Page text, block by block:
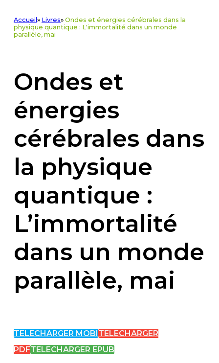
Accueil » Livres» Ondes et énergies cérébrales dans la
physique quantique : L'immortalité dans un monde
parallèle, mai
Ondes et
énergies
cérébrales dans
la physique
quantique :
L’immortalité
dans un monde
parallèle, mai
TELECHARGER MOBI TELECHARGER
PDFTELECHARGER EPUB